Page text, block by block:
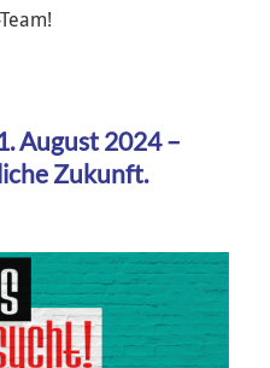
August 2024 –
Zukunft.